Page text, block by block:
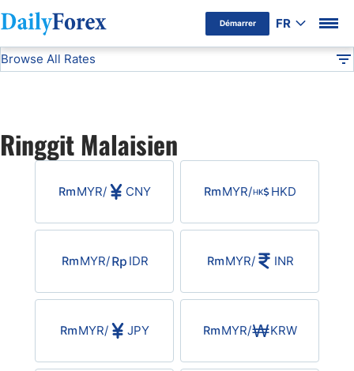
Démarrer FR
Avertissement Publicitaire
Browse All Rates
USD/JPY
GBP/USD
AUD/USD
Ringgit Malaisien
MYR/ CNY MYR/ HKD
MYR/ IDR MYR/ INR
MYR/ JPY MYR/ KRW